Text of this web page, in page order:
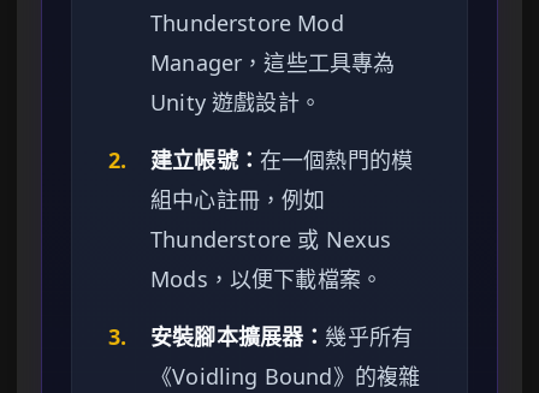
Thunderstore Mod
Manager，這些工具專為
Unity 遊戲設計。
2.
建立帳號： 在一個熱門的模
組中心註冊，例如
Thunderstore 或 Nexus
Mods，以便下載檔案。
3.
安裝腳本擴展器： 幾乎所有
《Voidling Bound》的複雜